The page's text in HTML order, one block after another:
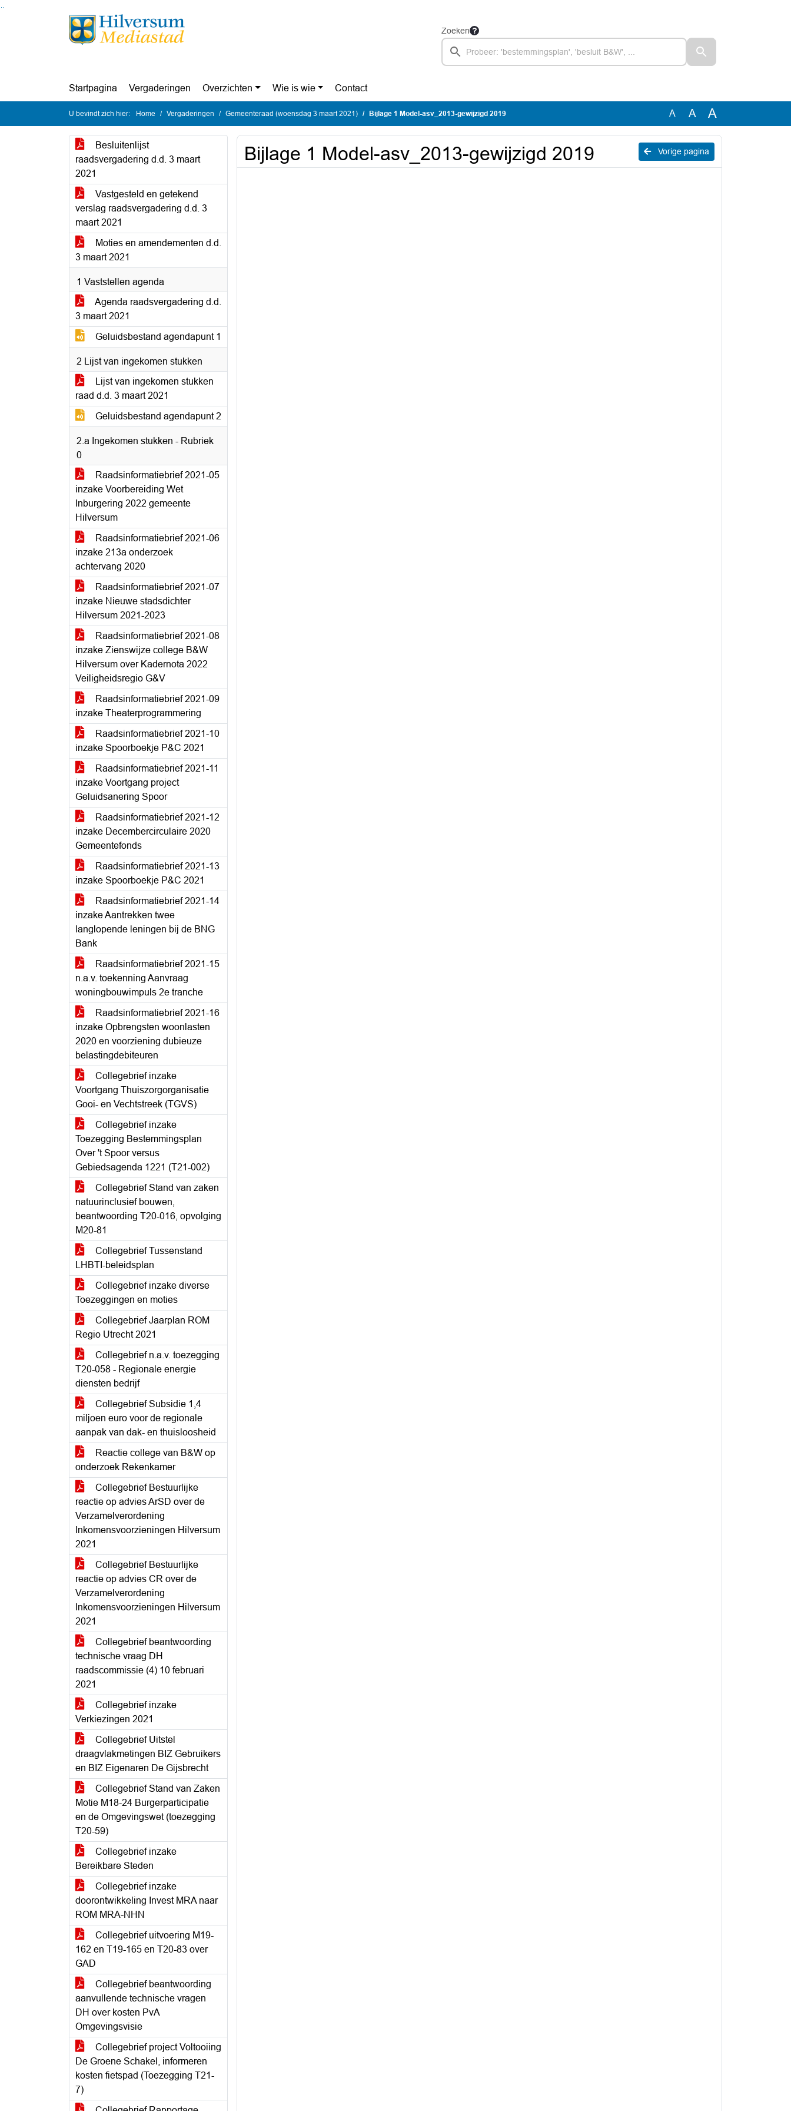
Ga naar de inhoud van deze pagina
Ga naar het zoeken
Ga naar het menu
Zoeken
Startpagina Vergaderingen Overzichten Wie is wie Contact
U bevindt zich hier: Home Vergaderingen Gemeenteraad (woensdag 3 maart 2021) Bijlage 1 Model-asv_2013-gewijzigd 2019 A A A
Besluitenlijst
raadsvergadering d.d. 3 maart
2021
Vastgesteld en getekend
verslag raadsvergadering d.d. 3
maart 2021
Moties en amendementen d.d.
3 maart 2021
1 Vaststellen agenda
Agenda raadsvergadering d.d.
3 maart 2021
Geluidsbestand agendapunt 1
2 Lijst van ingekomen stukken
Lijst van ingekomen stukken
raad d.d. 3 maart 2021
Geluidsbestand agendapunt 2
2.a Ingekomen stukken - Rubriek
0
Raadsinformatiebrief 2021-05
inzake Voorbereiding Wet
Inburgering 2022 gemeente
Hilversum
Raadsinformatiebrief 2021-06
inzake 213a onderzoek
achtervang 2020
Raadsinformatiebrief 2021-07
inzake Nieuwe stadsdichter
Hilversum 2021-2023
Raadsinformatiebrief 2021-08
inzake Zienswijze college B&W
Hilversum over Kadernota 2022
Veiligheidsregio G&V
Raadsinformatiebrief 2021-09
inzake Theaterprogrammering
Raadsinformatiebrief 2021-10
inzake Spoorboekje P&C 2021
Raadsinformatiebrief 2021-11
inzake Voortgang project
Geluidsanering Spoor
Raadsinformatiebrief 2021-12
inzake Decembercirculaire 2020
Gemeentefonds
Raadsinformatiebrief 2021-13
inzake Spoorboekje P&C 2021
Raadsinformatiebrief 2021-14
inzake Aantrekken twee
langlopende leningen bij de BNG
Bank
Raadsinformatiebrief 2021-15
n.a.v. toekenning Aanvraag
woningbouwimpuls 2e tranche
Raadsinformatiebrief 2021-16
inzake Opbrengsten woonlasten
2020 en voorziening dubieuze
belastingdebiteuren
Collegebrief inzake
Voortgang Thuiszorgorganisatie
Gooi- en Vechtstreek (TGVS)
Collegebrief inzake
Toezegging Bestemmingsplan
Over 't Spoor versus
Gebiedsagenda 1221 (T21-002)
Collegebrief Stand van zaken
natuurinclusief bouwen,
beantwoording T20-016, opvolging
M20-81
Collegebrief Tussenstand
LHBTI-beleidsplan
Collegebrief inzake diverse
Toezeggingen en moties
Collegebrief Jaarplan ROM
Regio Utrecht 2021
Collegebrief n.a.v. toezegging
T20-058 - Regionale energie
diensten bedrijf
Collegebrief Subsidie 1,4
miljoen euro voor de regionale
aanpak van dak- en thuisloosheid
Reactie college van B&W op
onderzoek Rekenkamer
Collegebrief Bestuurlijke
reactie op advies ArSD over de
Verzamelverordening
Inkomensvoorzieningen Hilversum
2021
Collegebrief Bestuurlijke
reactie op advies CR over de
Verzamelverordening
Inkomensvoorzieningen Hilversum
2021
Collegebrief beantwoording
technische vraag DH
raadscommissie (4) 10 februari
2021
Collegebrief inzake
Verkiezingen 2021
Collegebrief Uitstel
draagvlakmetingen BIZ Gebruikers
en BIZ Eigenaren De Gijsbrecht
Collegebrief Stand van Zaken
Motie M18-24 Burgerparticipatie
en de Omgevingswet (toezegging
T20-59)
Collegebrief inzake
Bereikbare Steden
Collegebrief inzake
doorontwikkeling Invest MRA naar
ROM MRA-NHN
Collegebrief uitvoering M19-
162 en T19-165 en T20-83 over
GAD
Collegebrief beantwoording
aanvullende technische vragen
DH over kosten PvA
Omgevingsvisie
Collegebrief project Voltooiing
De Groene Schakel, informeren
kosten fietspad (Toezegging T21-
7)
Vorige pagina
Bijlage 1 Model-asv_2013-gewijzigd 2019